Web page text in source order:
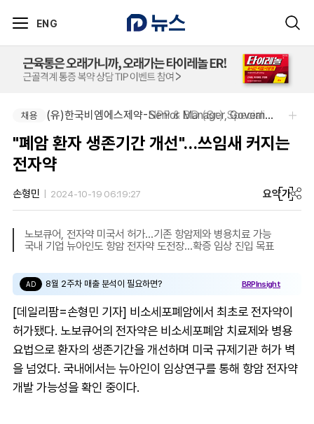
ENG
채용 (유)한국비엠에스제약-NPP & BD (Sr.) Specialist, CSE&BD (Fixed)
채용 (유)한국비엠에스제약-Senior Manager, Government Affairs & External Liaison (Permanent)
"폐암 환자 생존기간 개선"…쓰임새 커지는
전자약
손형민 2024-10-19 06:19:27 요약가
노보큐어, 전자약 미국서 허가…기존 항암제와 병용치료 가능
국내 기업 뉴아인도 항암 전자약 도전장…확증 임상 진입 목표
AD 8월 2주차 매출 분석이 필요하면? BRPInsight
[데일리팜=손형민 기자] 비소세포폐암에서 최초로 전자약이
허가됐다. 노보큐어의 전자약은 비소세포폐암 치료제와 병용
요법으로 환자의 생존기간을 개선하며 미국 규제기관 허가 벽
을 넘었다. 국내에서는 뉴아인이 임상연구를 통해 항암 전자약
개발 가능성을 확인 중이다.